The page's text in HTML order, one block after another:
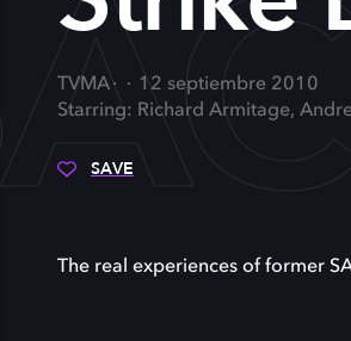
TVMA
12 septiembre 2010
Starring: Richard Armitage,
SAVE
The real experiences of former